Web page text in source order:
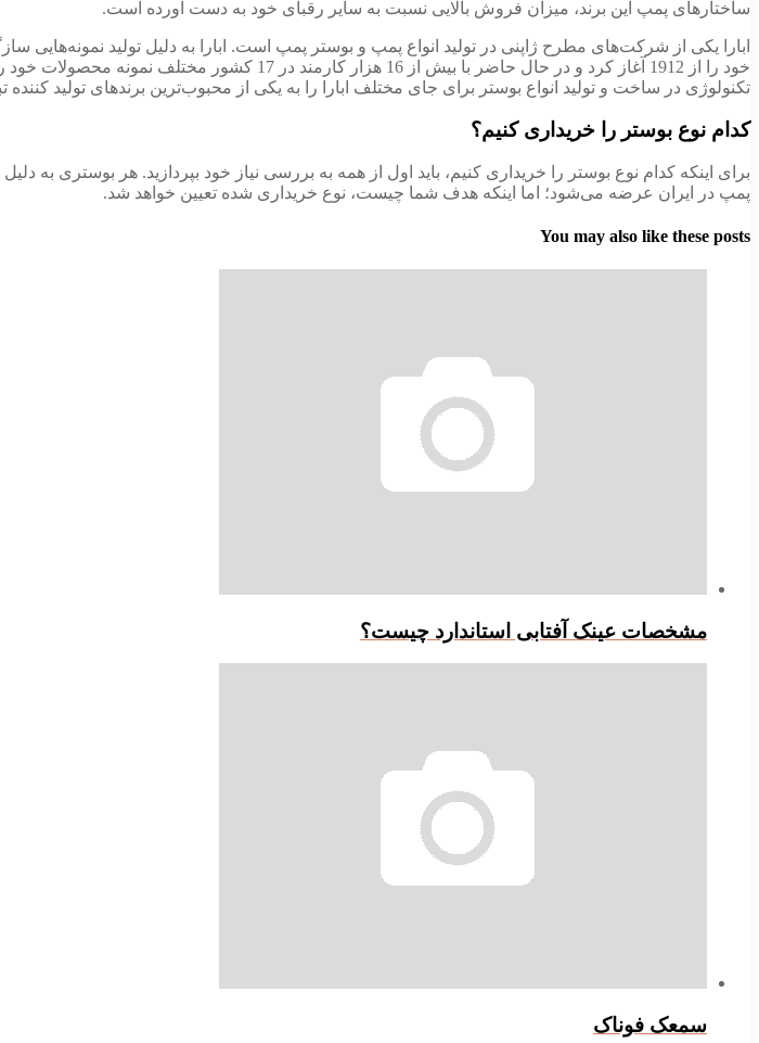
ساختارهای پمپ این برند، میزان فروش بالایی نسبت به سایر رقبای خود به دست آورده است.
ابارا یکی از شرکت‌های مطرح ژاپنی در تولید انواع پمپ و بوستر پمپ است. ابارا به دلیل تولید
خود را از 1912 آغاز کرد و در حال حاضر با بیش از 16
تکنولوژی در ساخت و تولید انواع بوستر برای جای مختلف ابارا را به یکی از محبوب‌ترین برندهای تولید
کدام نوع بوستر را خریداری کنیم؟
برای اینکه کدام نوع بوستر را خریداری کنیم، باید اول از همه به بررسی نیاز خود بپردازید. هر بوستری
پمپ در ایران عرضه می‌شود؛ اما اینکه هدف شما چیست، نوع خریداری شده تعیین خواهد شد.
You may also like these posts
مشخصات عینک آفتابی استاندارد چیست؟
سمعک فوناک